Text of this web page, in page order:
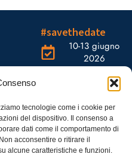
tecnologie come i cookie per
del dispositivo. Il consenso a
dati come il comportamento di
acconsentire o ritirare il
alcune caratteristiche e funzioni.
#savethedate
10-13 giugno
2026
OGR Torino
Castelfidardo,
22 10128
Torino
SCARICA